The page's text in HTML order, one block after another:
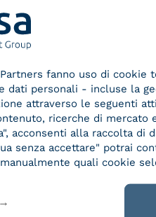
Trust
/
Service
di INTESA.
inviando una e-mail
se non si desidera ricevere
facendo clic sul
e-mail.
nelle Norme di tutela della
di aver letto e compreso
fanno uso di
dati personali - incluse la
attraverso le seguenti
ricerche di mercato
acconsenti alla raccolta di
senza accettare" potrai
quali cookie